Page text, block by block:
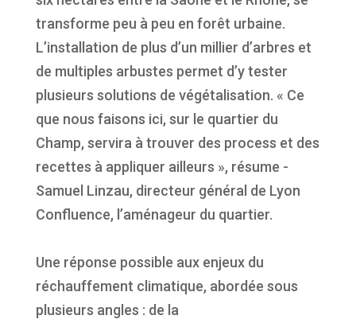
transforme peu à peu en forêt urbaine.
L’installation de plus d’un millier d’arbres et
de multiples arbustes permet d’y tester
plusieurs solutions de végétalisation. « Ce
que nous faisons ici, sur le quartier du
Champ, servira à trouver des process et des
recettes à appliquer ailleurs », résume ­
Samuel ­Linzau, directeur général de Lyon
Confluence, ­l’aménageur du quartier.
Une réponse possible aux enjeux du
réchauffement climatique, abordée sous
plusieurs angles : de la